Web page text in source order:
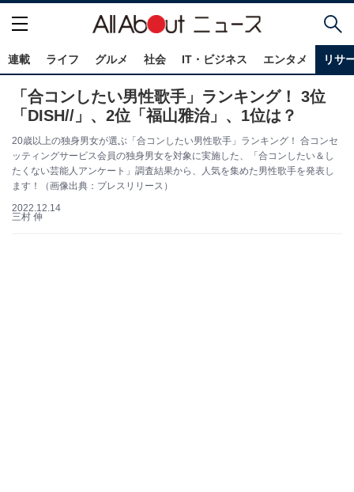
連載 ライフ グルメ 社会 IT・ビジネス エンタメ リサ
「合コンしたい男性歌手」ランキング！ 3位
「DISH//」、2位「福山雅治」、1位は？
20歳以上の独身男女が選ぶ「合コンしたい男性歌手」ランキング！ 合コンセ
ッティングサービス会員の独身男女を対象に実施した、「合コンしたい＆し
たくない芸能人アンケート」調査結果から、人気を集めた男性歌手を発表し
ます！（画像出典：プレスリリース）
2022.12.14
三村 伸